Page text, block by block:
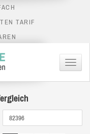
TARIF
Menü